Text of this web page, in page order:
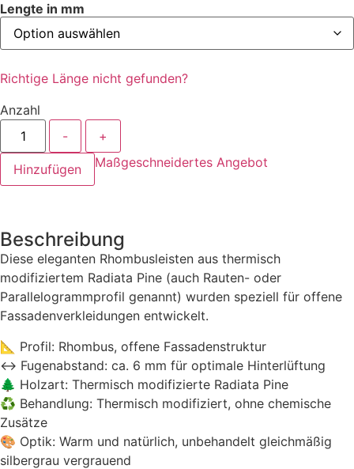
Lengte in mm
Richtige Länge nicht gefunden?
Anzahl
-
+
Hinzufügen Maßgeschneidertes Angebot
Beschreibung
Diese eleganten Rhombusleisten aus thermisch
modifiziertem Radiata Pine (auch Rauten- oder
Parallelogrammprofil genannt) wurden speziell für offene
Fassadenverkleidungen entwickelt.
📐 Profil: Rhombus, offene Fassadenstruktur
↔️ Fugenabstand: ca. 6 mm für optimale Hinterlüftung
🌲 Holzart: Thermisch modifizierte Radiata Pine
♻️ Behandlung: Thermisch modifiziert, ohne chemische
Zusätze
🎨 Optik: Warm und natürlich, unbehandelt gleichmäßig
silbergrau vergrauend